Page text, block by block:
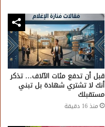
قبل أن تدفع مئات الآلاف… تذكر
أنك لا تشتري شهادة بل تبني
مستقبلك
منذ 16 دقيقة